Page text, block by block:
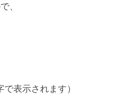
る
、
表示されます）